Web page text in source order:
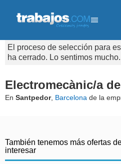
El proceso de selección para
ha cerrado. Lo sentimos mucho.
Electromecànic/a
En Santpedor, Barcelona de la
También tenemos más ofertas
interesar